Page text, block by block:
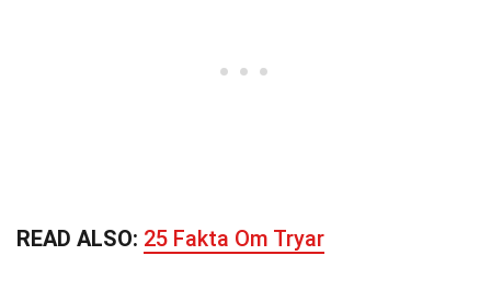
READ ALSO: 25 Fakta Om Tryar